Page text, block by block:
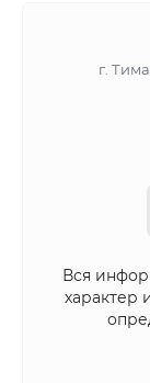
г.
Вся
характер